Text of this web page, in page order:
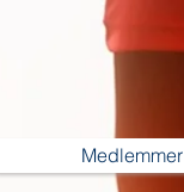
Medlemmer